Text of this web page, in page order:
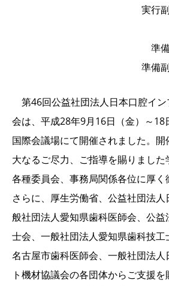
実行
準
準備
第46回公益社団法人日本口腔イ
会は、平成28年9月16日（金）～18
国際会議場にて開催されました。
大なるご尽力、ご指導を賜りました
各種委員会、事務局関係各位に厚く
さらに、厚生労働省、公益社団法
般社団法人愛知県歯科医師会、公
士会、一般社団法人愛知県歯科技工
名古屋市歯科医師会、一般社団法
ト機材協議会の各団体からご支援